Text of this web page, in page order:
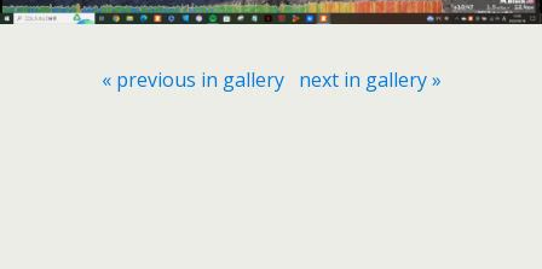
« previous in gallery next in gallery »